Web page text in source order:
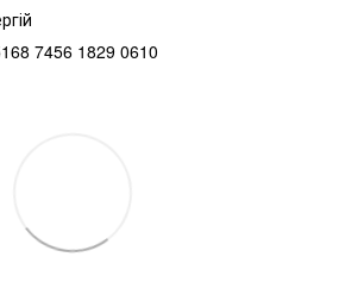
5168 7456 1829 0610